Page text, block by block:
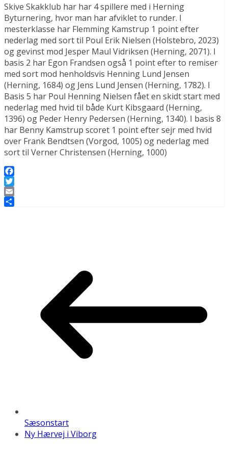
Skive Skakklub har har 4 spillere med i Herning
Byturnering, hvor man har afviklet to runder. I
mesterklasse har Flemming Kamstrup 1 point efter
nederlag med sort til Poul Erik Nielsen (Holstebro, 2023)
og gevinst mod Jesper Maul Vidriksen (Herning, 2071). I
basis 2 har Egon Frandsen også 1 point efter to remiser
med sort mod henholdsvis Henning Lund Jensen
(Herning, 1684) og Jens Lund Jensen (Herning, 1782). I
Basis 5 har Poul Henning Nielsen fået en skidt start med
nederlag med hvid til både Kurt Kibsgaard (Herning,
1396) og Peder Henry Pedersen (Herning, 1340). I basis 8
har Benny Kamstrup scoret 1 point efter sejr med hvid
over Frank Bendtsen (Vorgod, 1005) og nederlag med
sort til Verner Christensen (Herning, 1000)
Facebook
Twitter
Email
Sæsonstart
Ny Hærvej i Viborg